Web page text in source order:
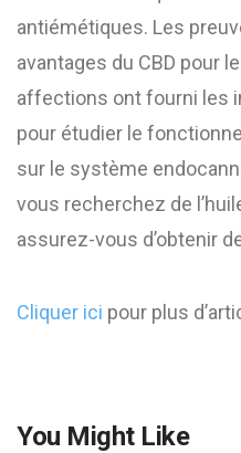
antiémétiques. Les
avantages du CBD pour
affections ont fourni les
pour étudier le
sur le système
vous recherchez de
assurez-vous d’obtenir
Cliquer ici pour plus
You Might Like